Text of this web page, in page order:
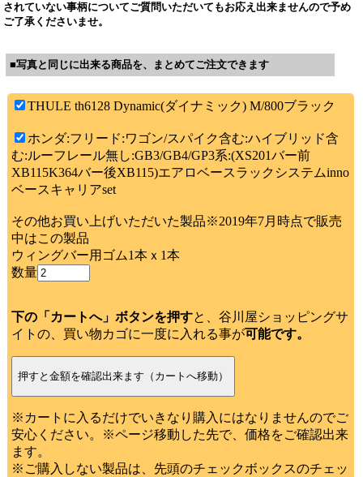
されていない事柄についてご質問いただいてもお応え出来ませんので予め
ご了承くださいませ。
■写真と同じに出来る商品を、まとめてご注文できます
THULE th6128 Dynamic(ダイナミック) M/800ブラック
ホンダ:フリード:ワゴン/スパイク含む:ハイブリッド含
む:ルーフレール無し:GB3/GB4/GP3系:(XS201バー前
XB115K364バー後XB115)エアロベースラックシステムinno
ベースキャリアset
その他お買い上げいただいた製品※2019年7月時点で販売
中はこの製品
ウィングバー用ゴム1本ｘ1本
数量
下の「カートへ」ボタンを押すと、谷川屋ショッピングサ
イトの、買い物カゴに一度に入れる事が可能です。
※カートに入るだけでいきなり購入にはなりませんのでご
安心ください。※ページ移動した先で、価格をご確認出来
ます。
※ご購入しない製品は、先頭のチェックボックスのチェッ